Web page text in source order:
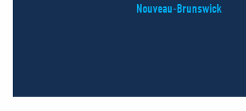
Nouveau-Brunswick